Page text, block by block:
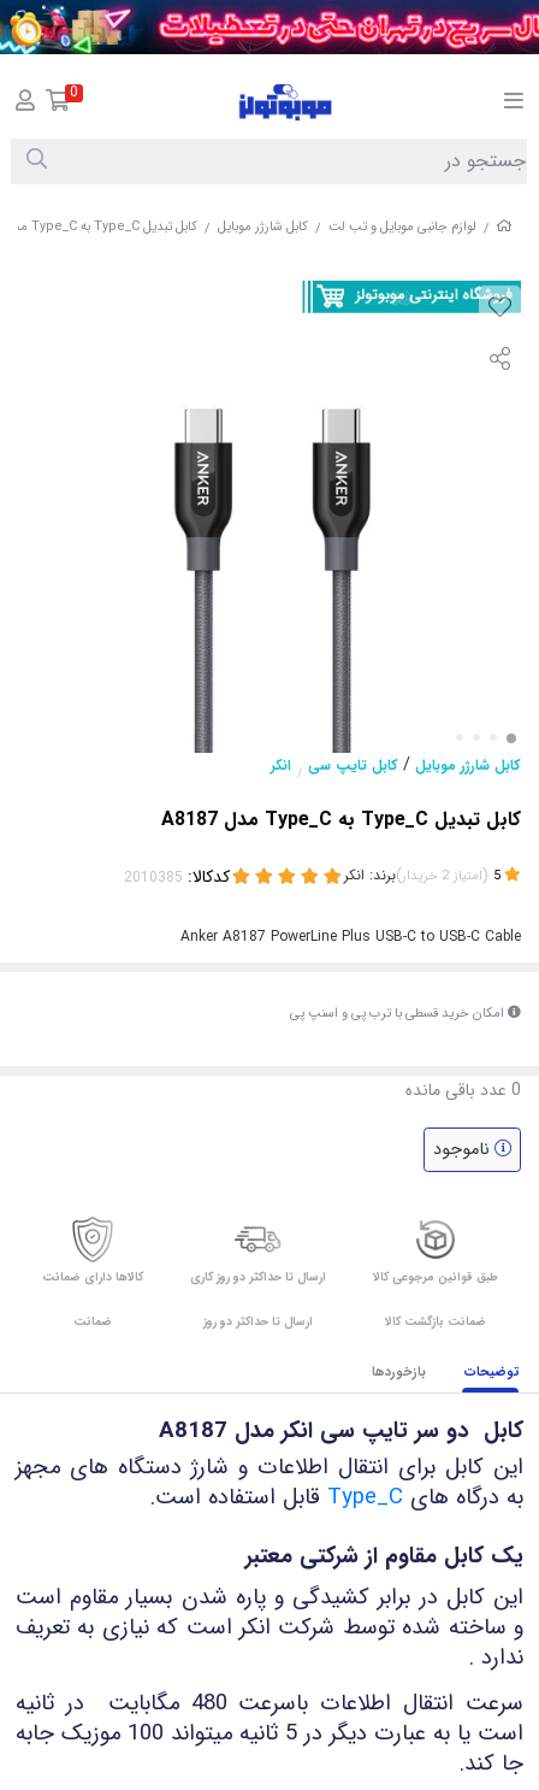
/ لوازم جانبی موبایل و تب لت / کابل شارژر موبایل / کابل تبدیل Type_C به Type_C مدل A8187
کابل شارژر موبایل / کابل تایپ سی / انکر
کابل تبدیل Type_C به Type_C مدل A8187
(امتیاز 2 خریدار)برند: انکر کدکالا:
Anker A8187 PowerLine Plus USB-C to USB-C Cable
امکان خرید قسطی با ترب پی و اسنپ پی
0 عدد باقی مانده
ناموجود
طبق قوانین مرجوعی کالا
ضمانت بازگشت کالا
ارسال تا حداکثر دو روز کاری
ارسال تا حداکثر دو روز
کالاها دارای ضمانت
ضمانت
توضیحات بازخوردها
کابل دو سر تایپ سی انکر مدل A8187
این کابل برای انتقال اطلاعات و شارژ دستگاه های مجهز
به درگاه های Type_C قابل استفاده است.
یک کابل مقاوم از شرکتی معتبر
این کابل در برابر کشیدگی و پاره شدن بسیار مقاوم است
و ساخته شده توسط شرکت انکر است که نیازی به تعریف
ندارد .
سرعت انتقال اطلاعات باسرعت 480 مگابایت در ثانیه
است یا به عبارت دیگر در 5 ثانیه میتواند 100 موزیک جابه
جا کند.
0